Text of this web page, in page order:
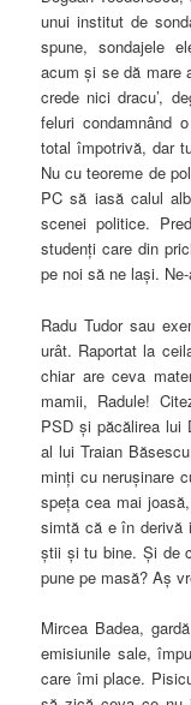
unui institut de
spune, sondajele
acum şi se dă mare
crede nici dracu’,
feluri condamnând
total împotrivă, dar
Nu cu teoreme de
PC să iasă calul
scenei politice.
studenţi care din
pe noi să ne laşi.
Radu Tudor sau
urât. Raportat la
chiar are ceva
mamii, Radule!
PSD şi păcălirea lui
al lui Traian
minţi cu neruşinare
speţa cea mai
simtă că e în derivă
ştii şi tu bine. Şi de
pune pe masă? Aş
Mircea Badea,
emisiunile sale,
care îmi place.